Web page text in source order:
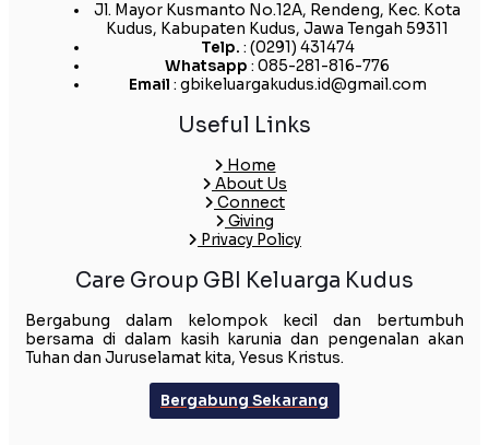
Jl. Mayor Kusmanto No.12A, Rendeng, Kec. Kota
Kudus, Kabupaten Kudus, Jawa Tengah 59311
Telp. : (0291) 431474
Whatsapp : 085-281-816-776
Email : gbikeluargakudus.id@gmail.com
Useful Links
Home
About Us
Connect
Giving
Privacy Policy
Care Group GBI Keluarga Kudus
Bergabung dalam kelompok kecil dan bertumbuh
bersama di dalam kasih karunia dan pengenalan akan
Tuhan dan Juruselamat kita, Yesus Kristus.
Bergabung Sekarang